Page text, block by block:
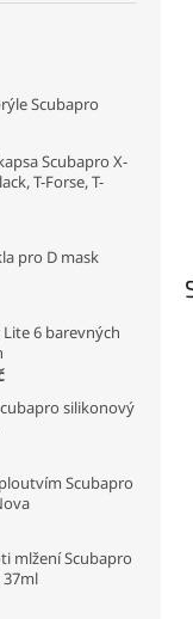
Scubapro
Scubapro X-
T-Forse, T-
pro D mask
6 barevných
silikonový
Scubapro
mlžení Scubapro
37ml